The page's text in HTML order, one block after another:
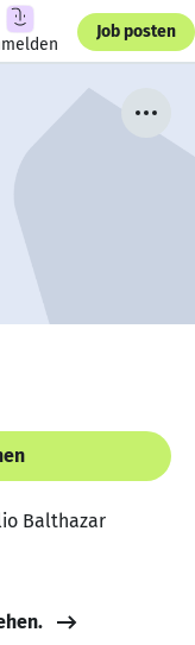
Job posten
Balthazar